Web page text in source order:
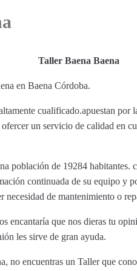
Taller Baena Baena
en Baena Córdoba.
cualificado.apuestan
un servicio de calidad en
población de 19284 habitantes.
continuada de su equipo y
de mantenimiento o
encantaría que nos dieras tu
les sirve de gran ayuda.
no encuentras un Taller que